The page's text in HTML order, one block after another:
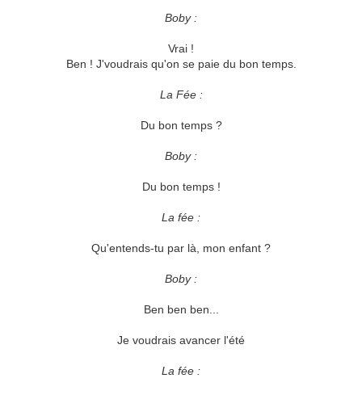
Boby :
Vrai !
Ben ! J'voudrais qu'on se paie du bon temps.
La Fée :
Du bon temps ?
Boby :
Du bon temps !
La fée :
Qu'entends-tu par là, mon enfant ?
Boby :
Ben ben ben...
Je voudrais avancer l'été
La fée :